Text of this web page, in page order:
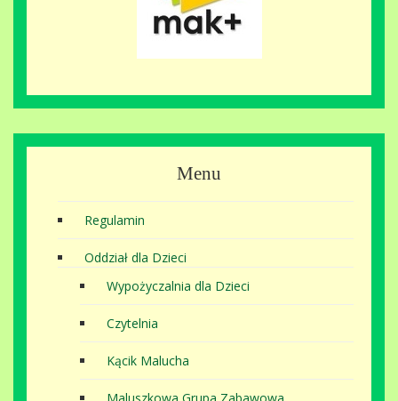
Menu
Regulamin
Oddział dla Dzieci
Wypożyczalnia dla Dzieci
Czytelnia
Kącik Malucha